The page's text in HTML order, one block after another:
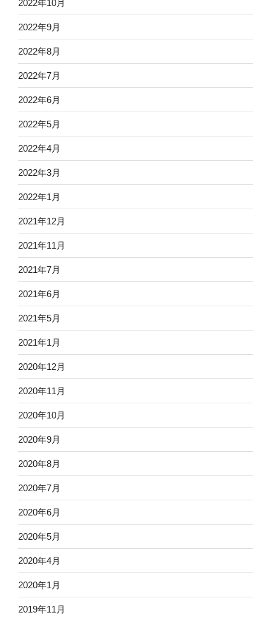
2022年10月
2022年9月
2022年8月
2022年7月
2022年6月
2022年5月
2022年4月
2022年3月
2022年1月
2021年12月
2021年11月
2021年7月
2021年6月
2021年5月
2021年1月
2020年12月
2020年11月
2020年10月
2020年9月
2020年8月
2020年7月
2020年6月
2020年5月
2020年4月
2020年1月
2019年11月